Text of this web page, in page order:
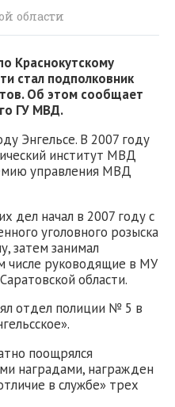
области
Краснокутскому
стал подполковник
Об этом сообщает
ГУ МВД.
Энгельсе. В 2007 году
институт МВД
управления МВД
дел начал в 2007 году с
уголовного розыска
затем занимал
числе руководящие в МУ
области.
отдел полиции № 5 в
поощрялся
наградами, награжден
в службе» трех